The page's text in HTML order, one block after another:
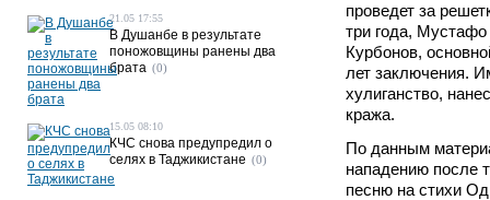
проведет за
три года,
Курбонов,
лет заключения.
хулиганство,
кража.
По данным
нападению после
песню на стихи
21.05 17:55
В Душанбе в результате
поножовщины ранены два
брата (0)
15.05 08:10
КЧС снова предупредил о
селях в Таджикистане (0)